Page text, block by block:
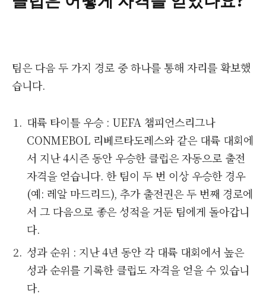
팀은 다음 두 가지 경로 중 하나를 통해 자리를 확보했
습니다.
대륙 타이틀 우승 : UEFA 챔피언스리그나
CONMEBOL 리베르타도레스와 같은 대륙 대회에
서 지난 4시즌 동안 우승한 클럽은 자동으로 출전
자격을 얻습니다. 한 팀이 두 번 이상 우승한 경우
(예: 레알 마드리드), 추가 출전권은 두 번째 경로에
서 그 다음으로 좋은 성적을 거둔 팀에게 돌아갑니
다.
성과 순위 : 지난 4년 동안 각 대륙 대회에서 높은
성과 순위를 기록한 클럽도 자격을 얻을 수 있습니
다.